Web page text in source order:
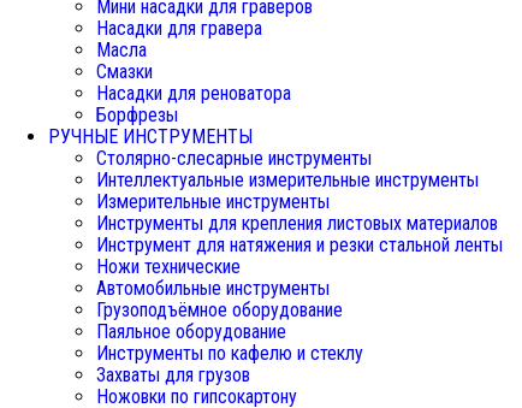
Мини насадки для граверов
Насадки для гравера
Масла
Смазки
Насадки для реноватора
Борфрезы
РУЧНЫЕ ИНСТРУМЕНТЫ
Столярно-слесарные инструменты
Интеллектуальные измерительные инструменты
Измерительные инструменты
Инструменты для крепления листовых материалов
Инструмент для натяжения и резки стальной ленты
Ножи технические
Автомобильные инструменты
Грузоподъёмное оборудование
Паяльное оборудование
Инструменты по кафелю и стеклу
Захваты для грузов
Ножовки по гипсокартону